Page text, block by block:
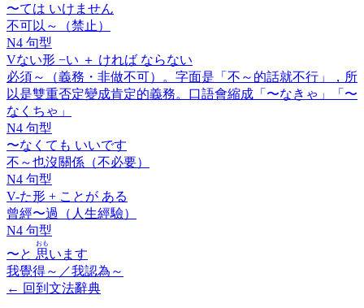
〜ては いけません
不可以～（禁止）
N4 句型
Vない形 −い ＋ ければ ならない
必須～（義務・非做不可）。字面是「不～的話就不行」，所
以是雙重否定變成肯定的義務。口語會縮成「〜なきゃ」「〜
なくちゃ」
N4 句型
〜なくても いいです
不～也沒關係（不必要）
N4 句型
V-た形 + ことが ある
曾經〜過（人生經驗）
N4 句型
〜と 思
おも
います
我覺得～／我認為～
← 回到文法辭典